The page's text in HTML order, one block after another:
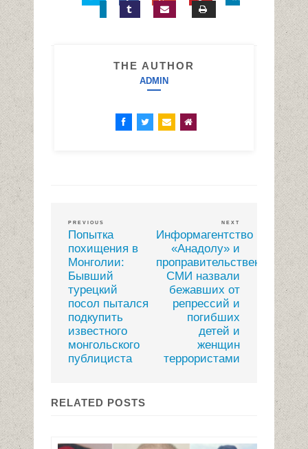
THE AUTHOR
ADMIN
PREVIOUS
Попытка
похищения в
Монголии:
Бывший
турецкий
посол пытался
подкупить
известного
монгольского
публициста
NEXT
Информагентство
«Анадолу» и
проправительственные
СМИ назвали
бежавших от
репрессий и
погибших
детей и
женщин
террористами
RELATED POSTS